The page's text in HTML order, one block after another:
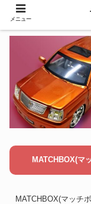
MATCHBOX(マ
MATCHBOX(マッチ
メニュー